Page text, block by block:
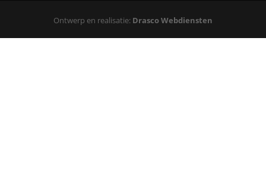
Ontwerp en realisatie: Drasco Webdiensten